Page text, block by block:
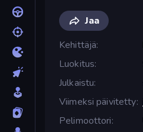
Jaa
Kehittäjä
Luokitus
Julkaistu
Viimeksi päivitetty
Pelimoottori